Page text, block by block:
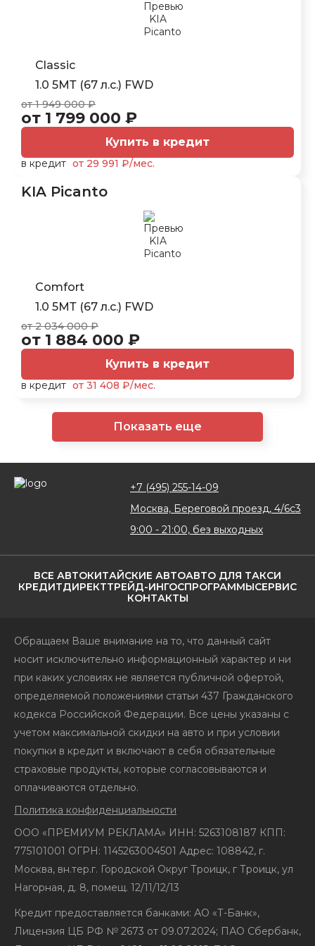
Classic
1.0 5МТ (67 л.с.) FWD
от 1 949 000 ₽
от 1 799 000 ₽
Купить в кредит
в кредит от 29 991 ₽/мес.
KIA Picanto
Comfort
1.0 5МТ (67 л.с.) FWD
от 2 034 000 ₽
от 1 884 000 ₽
Купить в кредит
в кредит от 31 408 ₽/мес.
Показать еще
ВСЕ АВТОКИТАЙСКИЕ АВТОАВТО ДЛЯ ТАКСИ
КРЕДИТДИРЕКТТРЕЙД-ИНГОСПРОГРАММЫСЕРВИС
КОНТАКТЫ
+7 (495) 255-14-09
Москва, Береговой проезд, 4/6с3
9:00 - 21:00, без выходных
Обращаем Ваше внимание на то, что данный сайт
носит исключительно информационный характер и ни
при каких условиях не является публичной офертой,
определяемой положениями статьи 437 Гражданского
кодекса Российской Федерации. Все цены указаны с
учетом максимальной скидки на авто и при условии
покупки в кредит и включают в себя обязательные
страховые продукты, которые согласовываются и
оплачиваются отдельно.
Политика конфиденциальности
ООО «ПРЕМИУМ РЕКЛАМА» ИНН: 5263108187 КПП:
775101001 ОГРН: 1145263004501 Адрес: 108842, г.
Москва, вн.тер.г. Городской Округ Троицк, г Троицк, ул
Нагорная, д. 8, помещ. 12/11/12/13
Кредит предоставляется банками: АО «Т-Банк»,
Лицензия ЦБ РФ № 2673 от 09.07.2024; ПАО Сбербанк,